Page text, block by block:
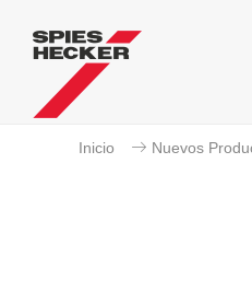
Inicio Nuevos